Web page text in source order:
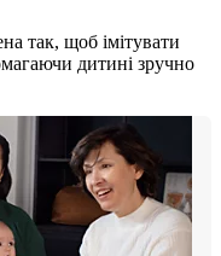
так, щоб імітувати
дитині зручно